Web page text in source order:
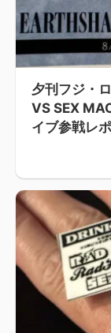
夕刊フジ・
VS SEX
イブ参戦レ